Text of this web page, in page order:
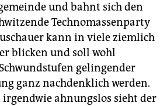
und bahnt sich den
Technomassenparty
kann in viele ziemlich
blicken und soll wohl
gelingender
ganz nachdenklich werden.
ahnungslos sieht der